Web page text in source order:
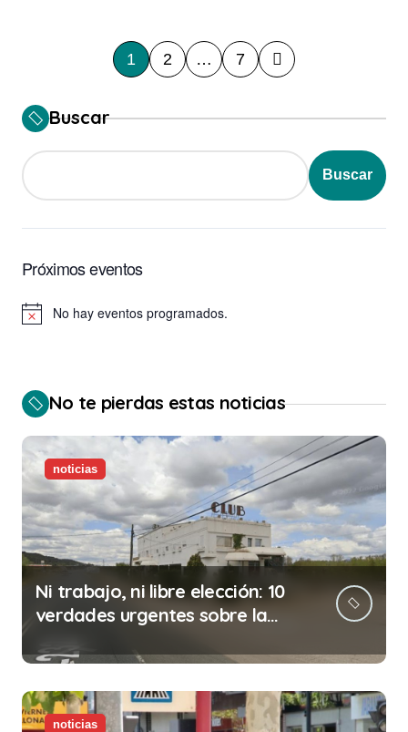
P
a
g
i
a
c
i
n
e
n
t
r
a
d
a
s
1 2 … 7
Buscar
Buscar
Próximos eventos
Aviso No hay eventos programados.
No te pierdas estas noticias
noticias
Ni trabajo, ni libre elección: 10
verdades urgentes sobre la
noticias